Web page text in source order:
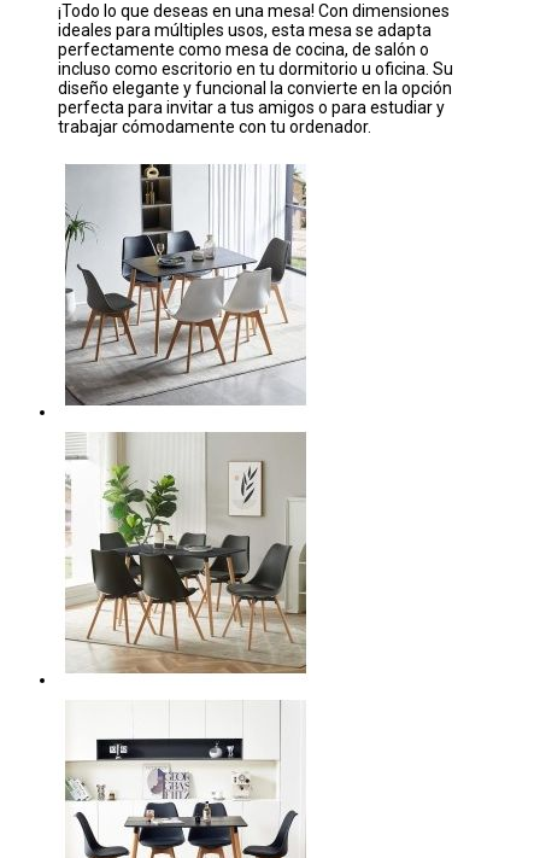
¡Todo lo que deseas en una mesa! Con dimensiones
ideales para múltiples usos, esta mesa se adapta
perfectamente como mesa de cocina, de salón o
incluso como escritorio en tu dormitorio u oficina. Su
diseño elegante y funcional la convierte en la opción
perfecta para invitar a tus amigos o para estudiar y
trabajar cómodamente con tu ordenador.